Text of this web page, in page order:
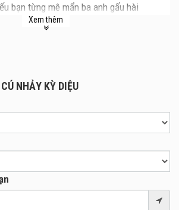
bạn từng mê mẩn ba anh gấu hài
để bị cuốn vào cuộc phiêu lưu siêu lầy
Xem thêm
NHẢY KỲ DIỆU